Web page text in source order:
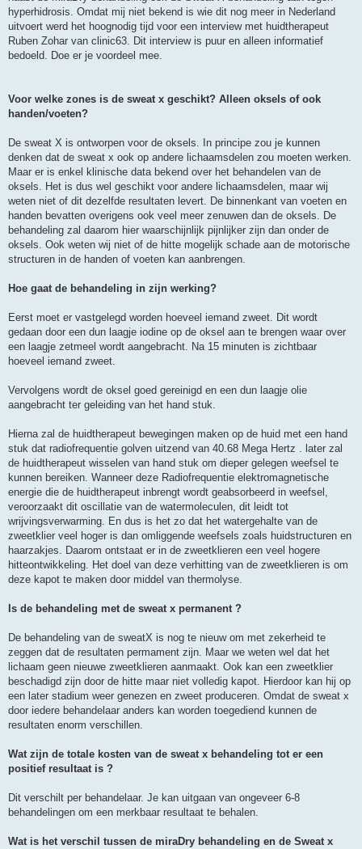
h
t
hyperhidrosis. Omdat mij niet bekend is wie dit nog meer in Nederland
uitvoert werd het hoognodig tijd voor een interview met huidtherapeut
Ruben Zohar van clinic63. Dit interview is puur en alleen informatief
bedoeld. Doe er je voordeel mee.
Voor welke zones is de sweat x geschikt? Alleen oksels of ook
handen/voeten?
De sweat X is ontworpen voor de oksels. In principe zou je kunnen
denken dat de sweat x ook op andere lichaamsdelen zou moeten werken.
Maar er is enkel klinische data bekend over het behandelen van de
oksels. Het is dus wel geschikt voor andere lichaamsdelen, maar wij
weten niet of dit dezelfde resultaten levert. De binnenkant van voeten en
handen bevatten overigens ook veel meer zenuwen dan de oksels. De
behandeling zal daarom hier waarschijnlijk pijnlijker zijn dan onder de
oksels. Ook weten wij niet of de hitte mogelijk schade aan de motorische
structuren in de handen of voeten kan aanbrengen.
Hoe gaat de behandeling in zijn werking?
Eerst moet er vastgelegd worden hoeveel iemand zweet. Dit wordt
gedaan door een dun laagje iodine op de oksel aan te brengen waar over
een laagje zetmeel wordt aangebracht. Na 15 minuten is zichtbaar
hoeveel iemand zweet.
Vervolgens wordt de oksel goed gereinigd en een dun laagje olie
aangebracht ter geleiding van het hand stuk.
Hierna zal de huidtherapeut bewegingen maken op de huid met een hand
stuk dat radiofrequentie golven uitzend van 40.68 Mega Hertz . later zal
de huidtherapeut wisselen van hand stuk om dieper gelegen weefsel te
kunnen bereiken. Wanneer deze Radiofrequentie elektromagnetische
energie die de huidtherapeut inbrengt wordt geabsorbeerd in weefsel,
veroorzaakt dit oscillatie van de watermoleculen, dit leidt tot
wrijvingsverwarming. En dus is het zo dat het watergehalte van de
zweetklier veel hoger is dan omliggende weefsels zoals huidstructuren en
haarzakjes. Daarom ontstaat er in de zweetklieren een veel hogere
hitteontwikkeling. Het doel van deze verhitting van de zweetklieren is om
deze kapot te maken door middel van thermolyse.
Is de behandeling met de sweat x permanent ?
De behandeling van de sweatX is nog te nieuw om met zekerheid te
zeggen dat de resultaten permament zijn. Maar we weten wel dat het
lichaam geen nieuwe zweetklieren aanmaakt. Ook kan een zweetklier
beschadigd zijn door de hitte maar niet volledig kapot. Hierdoor kan hij op
een later stadium weer genezen en zweet produceren. Omdat de sweat x
door iedere behandelaar anders kan worden toegediend kunnen de
resultaten enorm verschillen.
Wat zijn de totale kosten van de sweat x behandeling tot er een
positief resultaat is ?
Dit verschilt per behandelaar. Je kan uitgaan van ongeveer 6-8
behandelingen om een merkbaar resultaat te behalen.
Wat is het verschil tussen de miraDry behandeling en de Sweat x